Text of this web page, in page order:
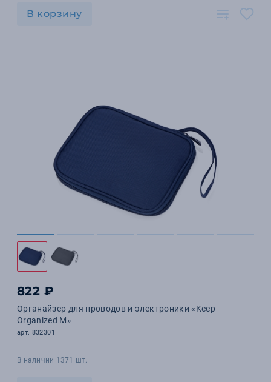
В корзину
822 ₽
Органайзер для проводов и электроники «Keep
Organized M»
арт. 832301
В наличии 1371 шт.